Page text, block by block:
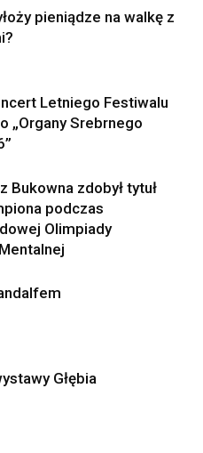
pieniądze na walkę z
Letniego Festiwalu
„Organy Srebrnego
Bukowna zdobył tytuł
podczas
Olimpiady
Głębia